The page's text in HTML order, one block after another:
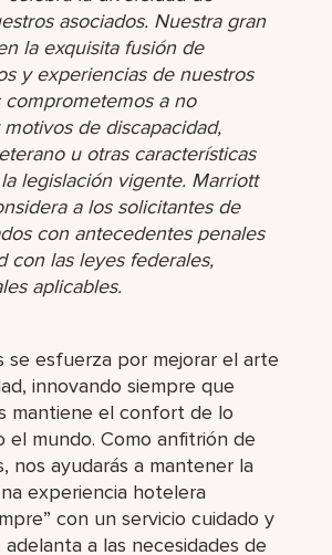
asociados. Nuestra gran
la exquisita fusión de
y experiencias de nuestros
comprometemos a no
de discapacidad,
u otras características
legislación vigente. Marriott
a los solicitantes de
con antecedentes penales
con las leyes federales,
aplicables.
esfuerza por mejorar el arte
innovando siempre que
mantiene el confort de lo
el mundo. Como anfitrión de
nos ayudarás a mantener la
experiencia hotelera
con un servicio cuidado y
a las necesidades de